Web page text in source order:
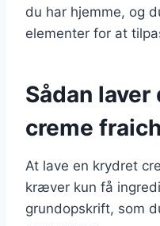
du har hjemme, og
elementer for at
Sådan
creme
At lave en krydret
kræver kun få
grundopskrift, som